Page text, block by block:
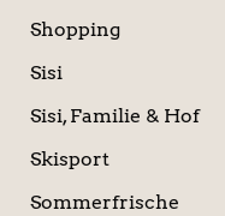
Shopping
Sisi
Sisi, Familie & Hof
Skisport
Sommerfrische